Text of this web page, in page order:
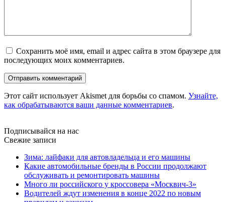
Сохранить моё имя, email и адрес сайта в этом браузере для
последующих моих комментариев.
Этот сайт использует Akismet для борьбы со спамом. Узнайте,
как обрабатываются ваши данные комментариев.
Подписывайся на нас
Свежие записи
Зима: лайфаки для автовладельца и его машины
Какие автомобильные бренды в России продолжают
обслуживать и ремонтировать машины
Много ли российского у кроссовера «Москвич-3»
Водителей ждут изменения в конце 2022 по новым